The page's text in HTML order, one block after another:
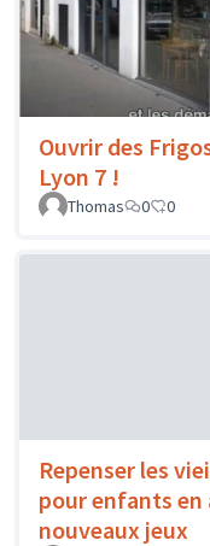
Ouvrir des
Lyon 7 !
Thomas
0 0
Repenser les
pour enfants
nouveaux jeux